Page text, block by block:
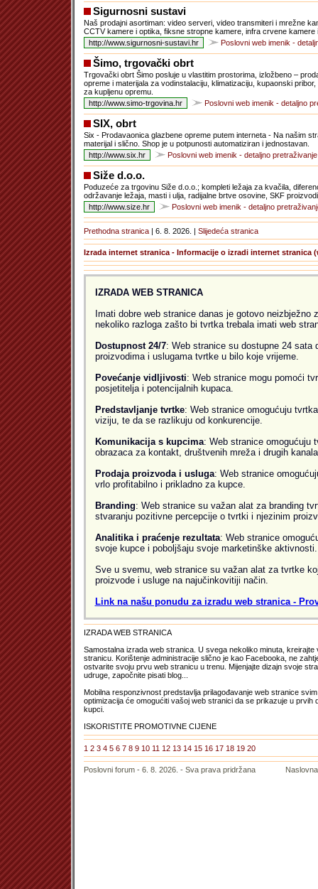
Sigurnosni sustavi
Naš prodajni asortiman: video serveri, video transmiteri i mrežne
CCTV kamere i optika, fiksne stropne kamere, infra crvene kamere
Poslovni web imenik -
Šimo, trgovački obrt
Trgovački obrt Šimo posluje u vlastitim prostorima, izložbeno –
opreme i materijala za vodinstalaciju, klimatizaciju, kupaonski
za kupljenu opremu.
Poslovni web imenik - detaljno
SIX, obrt
Six - Prodavaonica glazbene opreme putem interneta - Na našim
materijal i slično. Shop je u potpunosti automatiziran i jednostavan.
Poslovni web imenik - detaljno pretraživanje
Siže d.o.o.
Poduzeće za trgovinu Siže d.o.o.; kompleti ležaja za kvačila,
održavanje ležaja, masti i ulja, radijalne brtve osovine, SKF
Poslovni web imenik - detaljno
Prethodna stranica| 6. 8. 2026. | Slijedeća stranica
Izrada internet stranica - Informacije o izradi internet stranica
IZRADA WEB STRANICA
Imati dobre web stranice danas je gotovo
nekoliko razloga zašto bi tvrtka trebala imati web
Dostupnost 24/7: Web stranice su dostupne 24 sata
proizvodima i uslugama tvrtke u bilo koje vrijeme.
Povećanje vidljivosti: Web stranice mogu pomoći
posjetitelja i potencijalnih kupaca.
Predstavljanje tvrtke: Web stranice omogućuju
viziju, te da se razlikuju od konkurencije.
Komunikacija s kupcima: Web stranice omogućuju
obrazaca za kontakt, društvenih mreža i drugih
Prodaja proizvoda i usluga: Web stranice
vrlo profitabilno i prikladno za kupce.
Branding: Web stranice su važan alat za branding
stvaranju pozitivne percepcije o tvrtki i njezinim
Analitika i praćenje rezultata: Web stranice
svoje kupce i poboljšaju svoje marketinške aktivnosti.
Sve u svemu, web stranice su važan alat za tvrtke
proizvode i usluge na najučinkovitiji način.
Link na našu ponudu za izradu web stranica -
IZRADA WEB STRANICA
Samostalna izrada web stranica. U svega nekoliko minuta,
stranicu. Korištenje administracije slično je kao Facebooka, ne
ostvarite svoju prvu web stranicu u trenu. Mijenjajte dizajn svoje
udruge, započnite pisati blog...
Mobilna responzivnost predstavlja prilagođavanje web stranice
optimizacija će omogućiti vašoj web stranici da se prikazuje u
kupci.
ISKORISTITE PROMOTIVNE CIJENE
1 2 3 4 5 6 7 8 9 10 11 12 13 14 15 16 17 18 19 20
Poslovni forum - 6. 8. 2026. - Sva prava pridržana